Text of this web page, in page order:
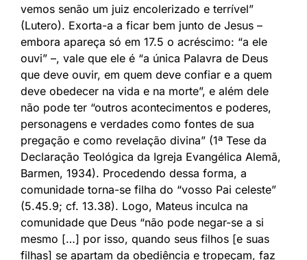
vemos senão um juiz encolerizado e terrível”
(Lutero). Exorta-a a ficar bem junto de Jesus –
embora apareça só em 17.5 o acréscimo: “a ele
ouvi” –, vale que ele é “a única Palavra de Deus
que deve ouvir, em quem deve confiar e a quem
deve obedecer na vida e na morte”, e além dele
não pode ter “outros acontecimentos e poderes,
personagens e verdades como fontes de sua
pregação e como revelação divina” (1ª Tese da
Declaração Teológica da Igreja Evangélica Alemã,
Barmen, 1934). Procedendo dessa forma, a
comunidade torna-se filha do “vosso Pai celeste”
(5.45.9; cf. 13.38). Logo, Mateus inculca na
comunidade que Deus “não pode negar-se a si
mesmo […] por isso, quando seus filhos [e suas
filhas] se apartam da obediência e tropeçam, faz